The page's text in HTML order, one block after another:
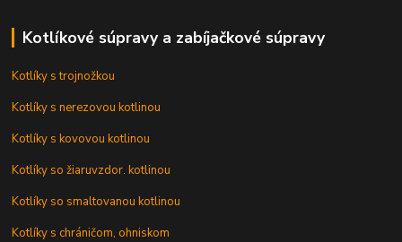
Kotlíkové súpravy a zabíjačkové súpravy
Kotlíky s trojnožkou
Kotlíky s nerezovou kotlinou
Kotlíky s kovovou kotlinou
Kotlíky so žiaruvzdor. kotlinou
Kotlíky so smaltovanou kotlinou
Kotlíky s chráničom, ohniskom